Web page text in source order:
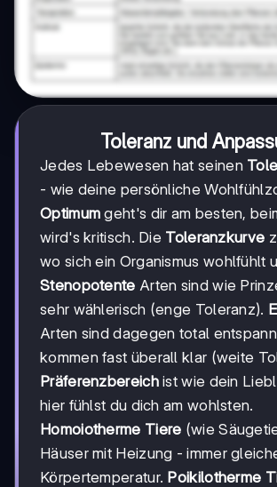
Toleranz und
Jedes Lebewesen hat seinen
- wie deine persönliche
Optimum geht's dir am besten,
wird's kritisch. Die Toleranzkurve
wo sich ein Organismus wohlfühlt
Stenopotente Arten sind wie
sehr wählerisch (enge Toleranz).
Arten sind dagegen total
kommen fast überall klar (weite
Präferenzbereichist wie dein
hier fühlst du dich am wohlsten.
Homoiotherme Tiere (wie
Häuser mit Heizung - immer
Körpertemperatur. Poikilotherme